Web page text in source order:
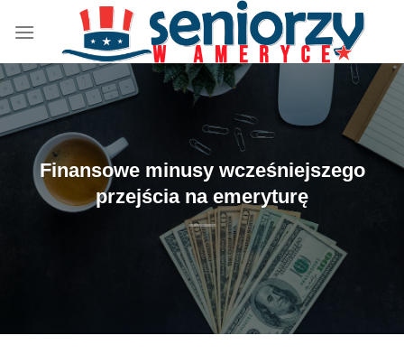
zawartości
Finansowe minusy wcześniejszego
przejścia na emeryturę